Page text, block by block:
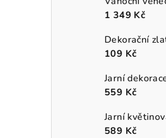
1 349 Kč
109 Kč
559 Kč
589 Kč